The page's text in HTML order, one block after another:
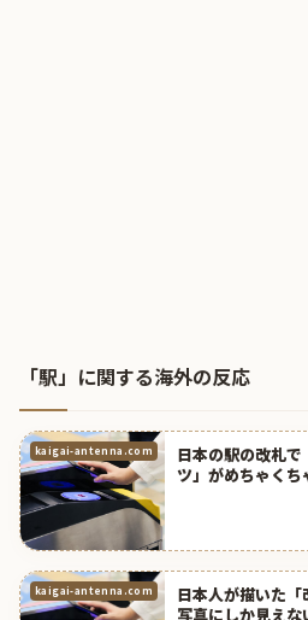
「駅」に関する海外の反応
kaigai-antenna.com
日本の駅の改札
ツ」がめちゃく
kaigai-antenna.com
日本人が描いた
写真にしか見えな